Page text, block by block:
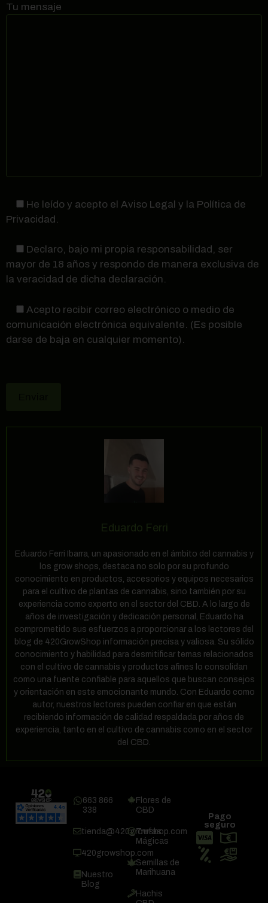
Tu mensaje
He leído y acepto el Aviso Legal y la Política de
Privacidad.
Declaro, bajo mi propia responsabilidad, ser
mayor de 18 años y respondo de manera exclusiva de
la veracidad de dicha declaración.
Acepto recibir correo electrónico o medio de
comunicación electrónica equivalente. (Es posible
darse de baja en cualquier momento).
Eduardo Ferri
Eduardo Ferri Ibarra, un apasionado en el ámbito del cannabis y
los grow shops, destaca no solo por su profundo
conocimiento en productos, accesorios y equipos necesarios
para el cultivo de plantas de cannabis, sino también por su
experiencia como experto en el sector del CBD. A lo largo de
años de investigación y dedicación personal, Eduardo ha
comprometido sus esfuerzos a proporcionar a los lectores del
blog de 420GrowShop información precisa y valiosa. Su sólido
conocimiento y habilidad para desmitificar temas relacionados
con el cultivo de cannabis y productos afines lo consolidan
como una fuente confiable para aquellos que buscan consejos
y orientación en este emocionante mundo. Con Eduardo como
autor, nuestros lectores pueden confiar en que están
recibiendo información de calidad respaldada por años de
experiencia, tanto en el cultivo de cannabis como en el sector
del CBD.
663 866
338
tienda@420growshop.com
420growshop.com
Nuestro
Blog
Flores de
CBD
Trufas
Mágicas
Semillas de
Marihuana
Hachis
Pago
seguro